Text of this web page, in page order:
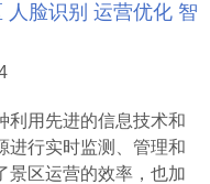
人脸识别 运营优化 智
用先进的信息技术和
进行实时监测、管理和
景区运营的效率，也加